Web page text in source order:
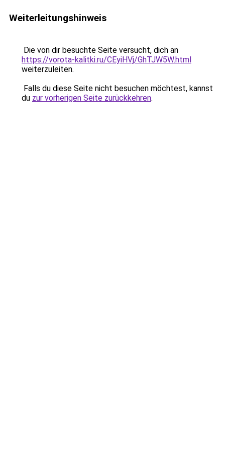
Weiterleitungshinweis
Die von dir besuchte Seite versucht, dich an
https://vorota-kalitki.ru/CEyiHVj/GhTJW5W.html
weiterzuleiten.
Falls du diese Seite nicht besuchen möchtest, kannst
du zur vorherigen Seite zurückkehren.